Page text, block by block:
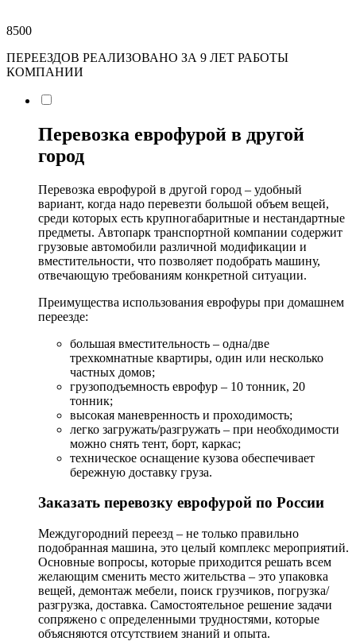
8500
ПЕРЕЕЗДОВ РЕАЛИЗОВАНО ЗА 9 ЛЕТ РАБОТЫ
КОМПАНИИ
Перевозка еврофурой в другой
город
Перевозка еврофурой в другой город – удобный
вариант, когда надо перевезти большой объем вещей,
среди которых есть крупногабаритные и нестандартные
предметы. Автопарк транспортной компании содержит
грузовые автомобили различной модификации и
вместительности, что позволяет подобрать машину,
отвечающую требованиям конкретной ситуации.
Преимущества использования еврофуры при домашнем
переезде:
большая вместительность – одна/две
трехкомнатные квартиры, один или несколько
частных домов;
грузоподъемность еврофур – 10 тонник, 20
тонник;
высокая маневренность и проходимость;
легко загружать/разгружать – при необходимости
можно снять тент, борт, каркас;
техническое оснащение кузова обеспечивает
бережную доставку груза.
Заказать перевозку еврофурой по России
Междугородний переезд – не только правильно
подобранная машина, это целый комплекс мероприятий.
Основные вопросы, которые приходится решать всем
желающим сменить место жительства – это упаковка
вещей, демонтаж мебели, поиск грузчиков, погрузка/
разгрузка, доставка. Самостоятельное решение задачи
сопряжено с определенными трудностями, которые
объясняются отсутствием знаний и опыта.